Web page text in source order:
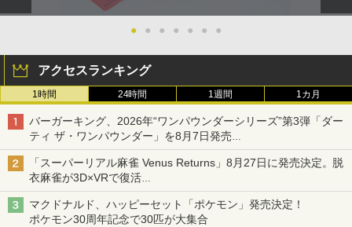
● ● ● ● ● ● ●
アクセスランキング
1時間 24時間 1週間 1カ月
バーガーキング、2026年“ワンパウンダーシリーズ”第3弾「ダー
ティ ザ・ワンパウンダー」を8月7日発売
「特製ガーリックマヨソース」を使用した超大型チーズバーガー
「スーパーリアル麻雀 Venus Returns」8月27日に発売決定。脱
衣麻雀が3D×VRで復活
発売から2週間は20%オフになるセールが実施
マクドナルド、ハッピーセット「ポケモン」発売決定！
ポケモン30周年記念で30匹が大集合